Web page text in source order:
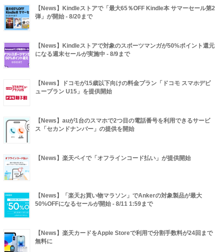
【News】Kindleストアで「最大65％OFF Kindle本 サマーセール第2
弾」が開始 - 8/20まで
【News】Kindleストアで対象のスポーツマンガが50%ポイント還元
になる週末セールが実施中 - 8/9まで
【News】ドコモが15歳以下向けの料金プラン「ドコモ スマホデビ
ュープラン U15」を提供開始
【News】auが1台のスマホで2つ目の電話番号を利用できるサービ
ス「セカンドナンバー」の提供を開始
【News】楽天ペイで「オフラインコード払い」が提供開始
【News】「楽天お買い物マラソン」でAnkerの対象製品が最大
50%OFFになるセールが開始 - 8/11 1:59まで
【News】楽天カードをApple Storeで利用で分割手数料が24回まで
無料に